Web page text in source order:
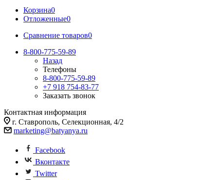
Корзина0
Отложенные0
Сравнение товаров0
8-800-775-59-89
Назад
Телефоны
8-800-775-59-89
+7 918 754-83-77
Заказать звонок
Контактная информация
г. Ставрополь, Селекционная, 4/2
marketing@batyanya.ru
Facebook
Вконтакте
Twitter